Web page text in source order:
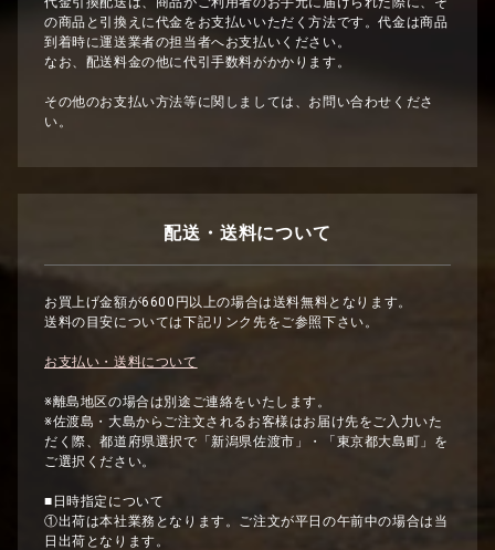
の商品と引換えに代金をお支払いいただく方法です。代金は商品
到着時に運送業者の担当者へお支払いください。
なお、配送料金の他に代引手数料がかかります。
その他のお支払い方法等に関しましては、お問い合わせくださ
い。
配送・送料について
お買上げ金額が6600円以上の場合は送料無料となります。
送料の目安については下記リンク先をご参照下さい。
お支払い・送料について
※離島地区の場合は別途ご連絡をいたします。
※佐渡島・大島からご注文されるお客様はお届け先をご入力いた
だく際、都道府県選択で「新潟県佐渡市」・「東京都大島町」を
ご選択ください。
■日時指定について
①出荷は本社業務となります。ご注文が平日の午前中の場合は当
日出荷となります。